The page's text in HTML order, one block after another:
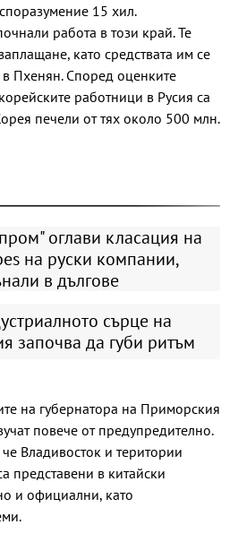
15 хил.
работа в този край. Те
като средствата им се
в Пхенян. Според оценките
работници в Русия са
печели от тях около 500 млн.
оглави класация на
на руски компании,
в дългове
сърце на
започва да губи ритъм
на губернатора на Приморския
повече от предупредително.
Владивосток и територии
представени в китайски
и официални, като